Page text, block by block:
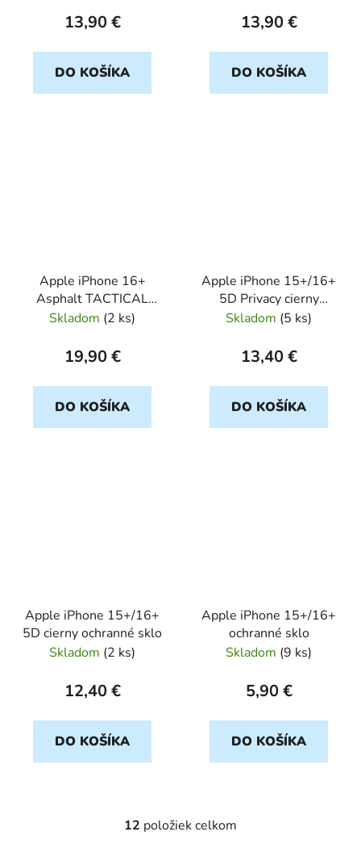
13,90 €
DO KOŠÍKA
13,90 €
DO KOŠÍKA
Apple iPhone 16+
Asphalt TACTICAL
Velvet Smoothie
Skladom (2 ks)
19,90 €
DO KOŠÍKA
Apple iPhone 15+/16+
5D Privacy cierny
ochranné sklo
Skladom (5 ks)
13,40 €
DO KOŠÍKA
Apple iPhone 15+/16+
5D cierny ochranné sklo
Skladom (2 ks)
12,40 €
DO KOŠÍKA
Apple iPhone 15+/16+
ochranné sklo
Skladom (9 ks)
5,90 €
DO KOŠÍKA
O
12 položiek celkom